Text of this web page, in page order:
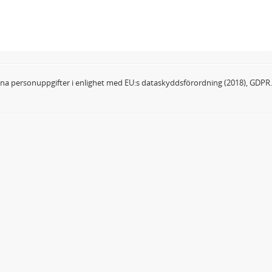
personuppgifter i enlighet med EU:s dataskyddsförordning (2018), GDPR.